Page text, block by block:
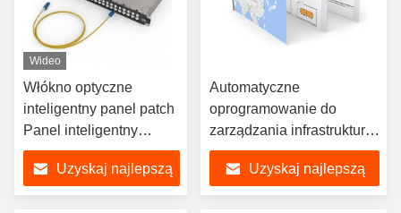
Wideo
Włókno optyczne
inteligentny panel patch
Panel inteligentny
światłowodowy
Uzyskaj najlepszą
Automatyczne
oprogramowanie do
zarządzania infrastrukturą
(AIM) dla centrów danych
Uzyskaj najlepszą